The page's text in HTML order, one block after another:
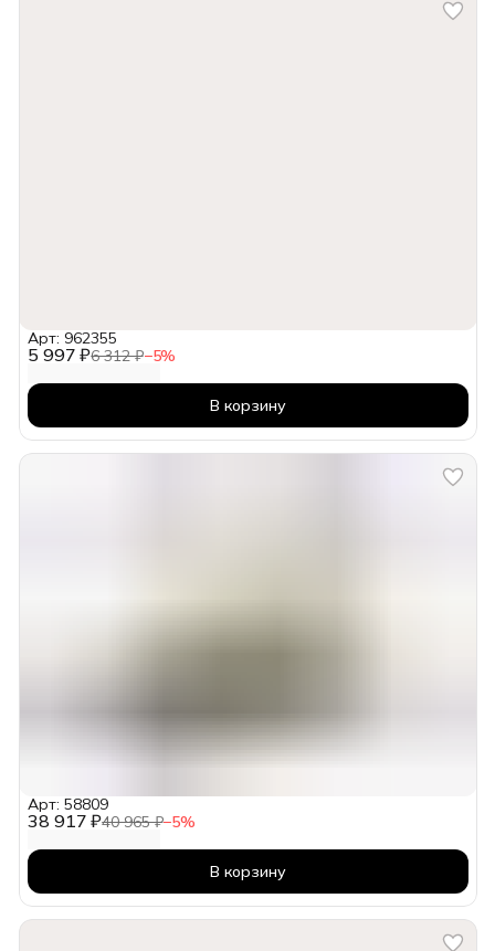
5 997 ₽6 312 ₽−5%
Арт: 962355
В корзину
38 917 ₽40 965 ₽−5%
Арт: 58809
В корзину